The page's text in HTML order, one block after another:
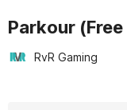
Parkour
RvR Gaming